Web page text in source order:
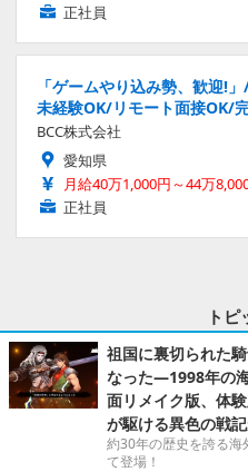
正社員
「ゲームやり込み勢、歓迎!
未経験OK/リモート面接OK/
BCC株式会社
愛知県
月給40万1,000円～44万
正社員
トピ
祖国に裏切られた
なった―1998年の
面リメイク版、体
が駆ける異色の戦
約30年の歴史を誇る海
て登場！